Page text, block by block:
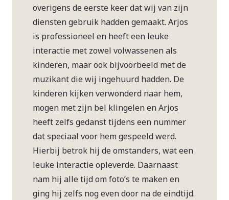
overigens de eerste keer dat wij van zijn
diensten gebruik hadden gemaakt. Arjos
is professioneel en heeft een leuke
interactie met zowel volwassenen als
kinderen, maar ook bijvoorbeeld met de
muzikant die wij ingehuurd hadden. De
kinderen kijken verwonderd naar hem,
mogen met zijn bel klingelen en Arjos
heeft zelfs gedanst tijdens een nummer
dat speciaal voor hem gespeeld werd.
Hierbij betrok hij de omstanders, wat een
leuke interactie opleverde. Daarnaast
nam hij alle tijd om foto’s te maken en
ging hij zelfs nog even door na de eindtijd.